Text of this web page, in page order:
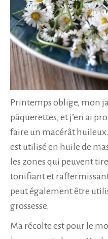
Printemps oblige, mon
pâquerettes, et j’en ai
faire un macérât
est utilisé en huile de
les zones qui peuvent
tonifiant et raffermissant
peut également être
grossesse.
Ma récolte est pour le